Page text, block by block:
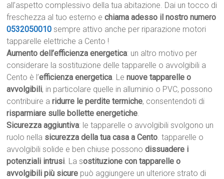
all’aspetto complessivo della tua abitazione. Dai un tocco di
freschezza al tuo esterno echiama adesso il nostro numero
0532050010 sempre attivo anche per riparazione motori
tapparelle elettriche a Cento !
Aumento dell’efficienza energetica: un altro motivo per
considerare la sostituzione delle tapparelle o avvolgibili a
Cento è l’efficienza energetica. Lenuove tapparelle o
avvolgibili, in particolare quelle in alluminio o PVC, possono
contribuire aridurre le perdite termiche, consentendoti di
risparmiare sulle bollette energetiche.
Sicurezza aggiuntiva: le tapparelle o avvolgibili svolgono un
ruolo nella sicurezza della tua casa a Cento. tapparelle o
avvolgibili solide e ben chiuse possonodissuadere i
potenziali intrusi. La sostituzione con tapparelle o
avvolgibili più sicure può aggiungere un ulteriore strato di